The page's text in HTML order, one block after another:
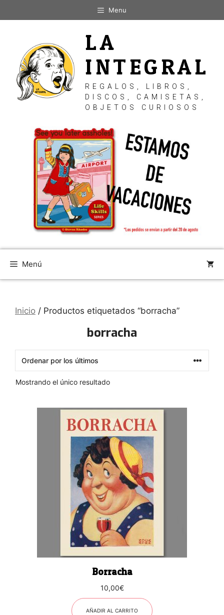
al
Menu
LA
INTEGRAL
REGALOS, LIBROS,
DISCOS, CAMISETAS,
OBJETOS CURIOSOS
Menú
Inicio / Productos etiquetados “borracha”
borracha
Mostrando el único resultado
Borracha
10,00€
AÑADIR AL CARRITO